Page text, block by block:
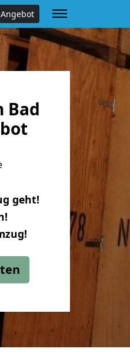
Angebot
Bad
geht!